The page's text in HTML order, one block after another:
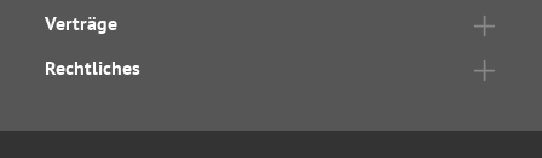
Verträge
Rechtliches